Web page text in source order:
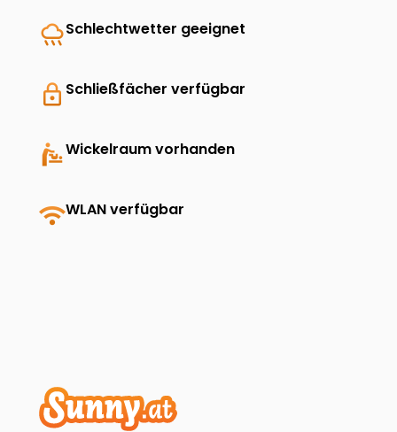
rainySchlechtwetter geeignet
lock Schließfächer verfügbar
baby_changing_stationWickelraum vorhanden
wifiWLAN verfügbar